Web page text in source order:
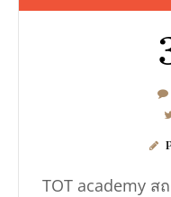
TOT academy